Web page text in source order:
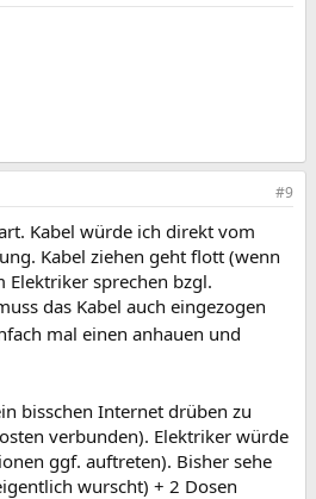
#9
Kabel würde ich direkt vom
Kabel ziehen geht flott (wenn
sprechen bzgl.
das Kabel auch eingezogen
mal einen anhauen und
bisschen Internet drüben zu
verbunden). Elektriker würde
ggf. auftreten). Bisher sehe
wurscht) + 2 Dosen